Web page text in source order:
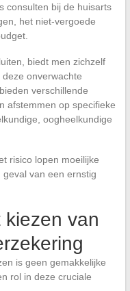
consulten bij de huisarts
het niet-vergoede
biedt men zichzelf
onverwachte
verschillende
afstemmen op specifieke
oogheelkundige
risico lopen moeilijke
van een ernstig
kiezen van
is geen gemakkelijke
rol in deze cruciale